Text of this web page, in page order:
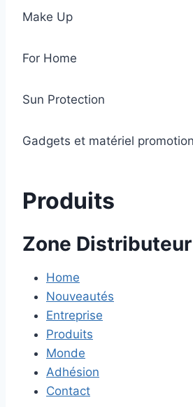
Make Up
For Home
Sun Protection
Gadgets et matériel
Produits
Zone Distributeur
Home
Nouveautés
Entreprise
Produits
Monde
Adhésion
Contact